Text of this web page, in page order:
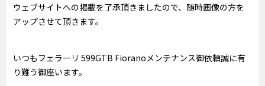
ウェブサイトへの掲載を了承頂きましたので、随時画像の方を
アップさせて頂きます。
いつもフェラーリ 599GTB Fioranoメンテナンス御依頼誠に有
り難う御座います。